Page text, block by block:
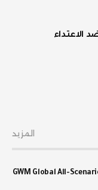
الاعتداء
المزيد
GWM Global All-